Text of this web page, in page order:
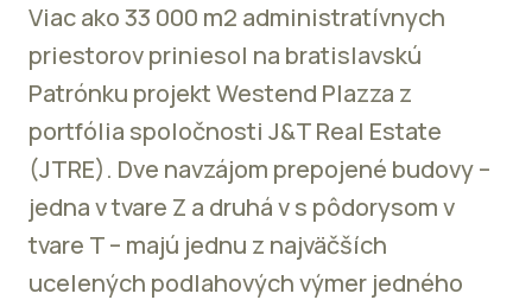
Viac ako 33 000 m2 administratívnych
priestorov priniesol na bratislavskú
Patrónku projekt Westend Plazza z
portfólia spoločnosti J&T Real Estate
(JTRE). Dve navzájom prepojené budovy –
jedna v tvare Z a druhá v s pôdorysom v
tvare T – majú jednu z najväčších
ucelených podlahových výmer jedného